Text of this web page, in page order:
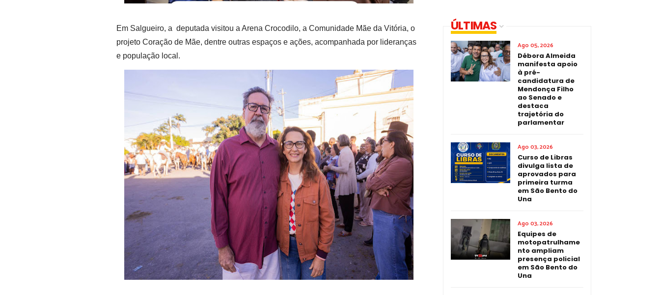
Em Salgueiro, a deputada visitou a Arena Crocodilo, a Comunidade Mãe da Vitória, o
projeto Coração de Mãe, dentre outras espaços e ações, acompanhada por lideranças
e população local.
ÚLTIMAS
Ago 05, 2026
Débora Almeida
manifesta apoio
à pré-
candidatura de
Mendonça Filho
ao Senado e
destaca
trajetória do
parlamentar
Ago 03, 2026
Curso de Libras
divulga lista de
aprovados para
primeira turma
em São Bento do
Una
Ago 03, 2026
Equipes de
motopatrulhame
nto ampliam
presença policial
em São Bento do
Una